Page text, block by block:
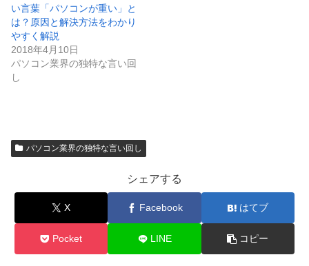
い言葉「パソコンが重い」と
は？原因と解決方法をわかり
やすく解説
2018年4月10日
パソコン業界の独特な言い回
し
パソコン業界の独特な言い回し
シェアする
X Facebook はてブ
Pocket LINE コピー